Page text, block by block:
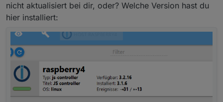
nicht aktualisiert bei dir, oder? Welche Version hast du
hier installiert: